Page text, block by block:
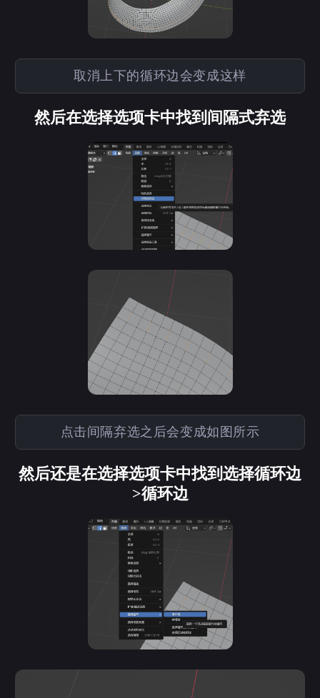
取消上下的循环边会变成这样
然后在选择选项卡中找到间隔式弃选
点击间隔弃选之后会变成如图所示
然后还是在选择选项卡中找到选择循环边
>循环边